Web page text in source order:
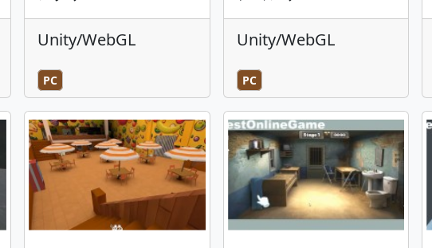
Unity/WebGL
PC
Unity/WebGL
PC